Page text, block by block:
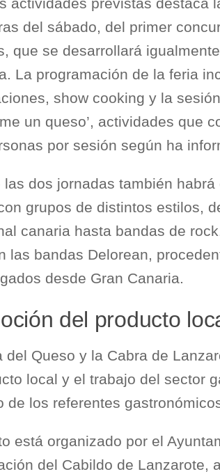
del sábado, del primer
que se desarrollará
La programación de la feria
show cooking y la
un queso’, actividades que
por sesión según ha
las dos jornadas también
grupos de distintos estilos,
canaria hasta bandas de
las bandas Delorean,
desde Gran Canaria.
del producto
del Queso y la Cabra de
local y el trabajo del sector
de los referentes
está organizado por el
del Cabildo de Lanzarote,